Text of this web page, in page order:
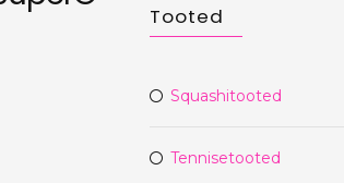
Tooted
Squashitooted
Tennisetooted